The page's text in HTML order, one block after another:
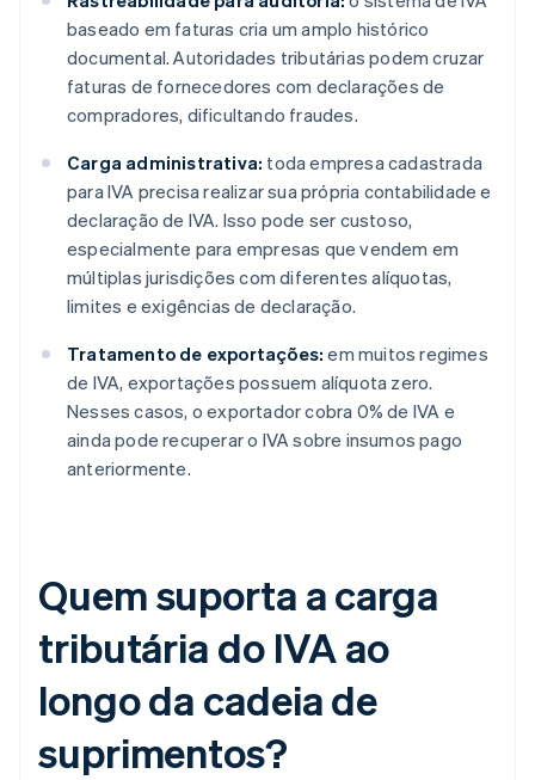
baseado em faturas cria um amplo histórico
documental. Autoridades tributárias podem cruzar
faturas de fornecedores com declarações de
compradores, dificultando fraudes.
Carga administrativa: toda empresa cadastrada
para IVA precisa realizar sua própria contabilidade e
declaração de IVA. Isso pode ser custoso,
especialmente para empresas que vendem em
múltiplas jurisdições com diferentes alíquotas,
limites e exigências de declaração.
Tratamento de exportações: em muitos regimes
de IVA, exportações possuem alíquota zero.
Nesses casos, o exportador cobra 0% de IVA e
ainda pode recuperar o IVA sobre insumos pago
anteriormente.
Quem suporta a carga
tributária do IVA ao
longo da cadeia de
suprimentos?